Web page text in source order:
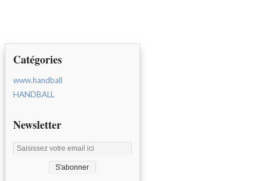
Catégories
www.handball
HANDBALL
Newsletter